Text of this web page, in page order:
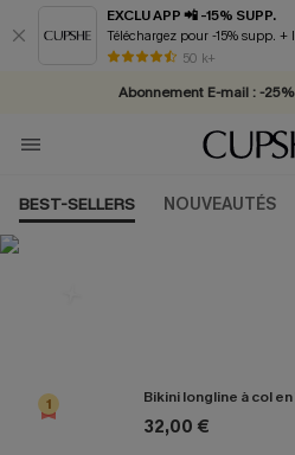
EXCLU APP 📲 -15% SUPP.
Téléchargez pour -15% supp. +
50 k+
* Livraison éclair 2-3
Abonnement E-mail : -
BEST-SELLERS NOUVEAUTÉS
1
32,00 €